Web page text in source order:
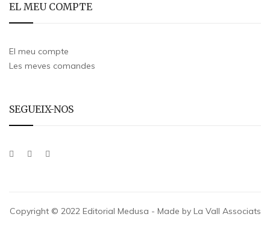
EL MEU COMPTE
El meu compte
Les meves comandes
SEGUEIX-NOS
Copyright © 2022 Editorial Medusa - Made by La Vall Associats